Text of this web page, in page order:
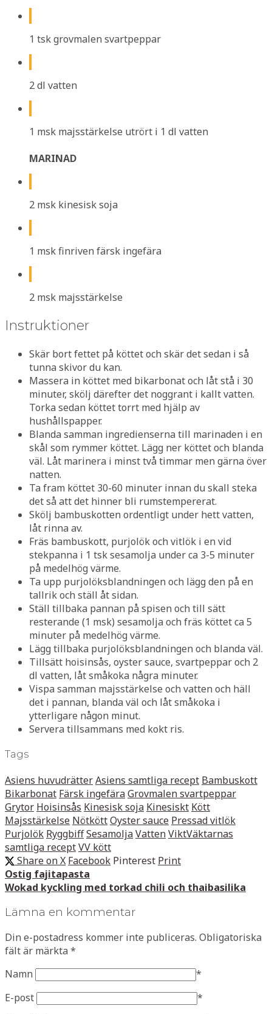
1 tsk grovmalen svartpeppar
2 dl vatten
1 msk majsstärkelse utrört i 1 dl vatten
MARINAD
2 msk kinesisk soja
1 msk finriven färsk ingefära
2 msk majsstärkelse
Instruktioner
Skär bort fettet på köttet och skär det sedan i så
tunna skivor du kan.
Massera in köttet med bikarbonat och låt stå i 30
minuter, skölj därefter det noggrant i kallt vatten.
Torka sedan köttet torrt med hjälp av
hushållspapper.
Blanda samman ingredienserna till marinaden i en
skål som rymmer köttet. Lägg ner köttet och blanda
väl. Låt marinera i minst två timmar men gärna över
natten.
Ta fram köttet 30-60 minuter innan du skall steka
det så att det hinner bli rumstempererat.
Skölj bambuskotten ordentligt under hett vatten,
låt rinna av.
Fräs bambuskott, purjolök och vitlök i en vid
stekpanna i 1 tsk sesamolja under ca 3-5 minuter
på medelhög värme.
Ta upp purjolöksblandningen och lägg den på en
tallrik och ställ åt sidan.
Ställ tillbaka pannan på spisen och till sätt
resterande (1 msk) sesamolja och fräs köttet ca 5
minuter på medelhög värme.
Lägg tillbaka purjolöksblandningen och blanda väl.
Tillsätt hoisinsås, oyster sauce, svartpeppar och 2
dl vatten, låt småkoka några minuter.
Vispa samman majsstärkelse och vatten och häll
det i pannan, blanda väl och låt småkoka i
ytterligare någon minut.
Servera tillsammans med kokt ris.
Tags
Asiens huvudrätterAsiens samtliga recept Bambuskott
Bikarbonat Färsk ingefäraGrovmalen svartpeppar
Grytor Hoisinsås Kinesisk soja Kinesiskt Kött
Majsstärkelse NötköttOyster sauce Pressad vitlök
Purjolök RyggbiffSesamoljaVattenViktVäktarnas
samtliga receptVV kött
Share on X Facebook Pinterest Print
Ostig fajitapasta
Wokad kyckling med torkad chili och thaibasilika
Lämna en kommentar
Din e-postadress kommer inte publiceras. Obligatoriska
fält är märkta *
Namn
*
E-post
*